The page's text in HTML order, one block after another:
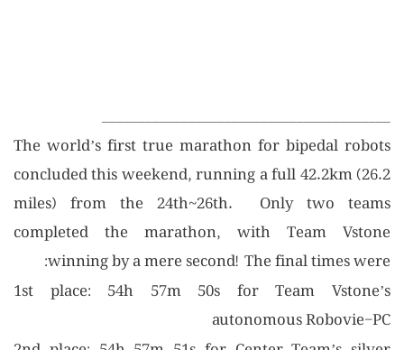
________________________________________
The world’s first true marathon for bipedal robots
concluded this weekend, running a full 42.2km (26.2
miles) from the 24th~26th. Only two teams
completed the marathon, with Team Vstone
winning by a mere second! The final times were:
1st place: 54h 57m 50s for Team Vstone’s
autonomous Robovie-PC